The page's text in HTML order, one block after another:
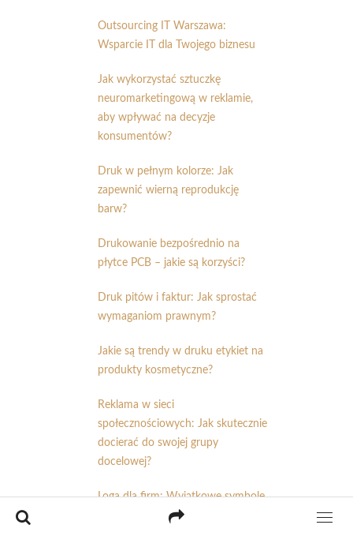
Outsourcing IT Warszawa:
Wsparcie IT dla Twojego biznesu
Jak wykorzystać sztuczkę
neuromarketingową w reklamie,
aby wpływać na decyzje
konsumentów?
Druk w pełnym kolorze: Jak
zapewnić wierną reprodukcję
barw?
Drukowanie bezpośrednio na
płytce PCB – jakie są korzyści?
Druk pitów i faktur: Jak sprostać
wymaganiom prawnym?
Jakie są trendy w druku etykiet na
produkty kosmetyczne?
Reklama w sieci
społecznościowych: Jak skutecznie
docierać do swojej grupy
docelowej?
Loga dla firm: Wyjątkowe symbole,
które reprezentują Twoją markę